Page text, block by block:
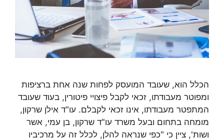
הכלל הוא, שעובד המועסק לפחות שנה אחת ברציפות
ומפוטר מעבודתו, זכאי לקבל פיצויי פיטורין, בעוד שעובד
המתפטר מעבודתו, אינו זכאי לקבלם. עו"ד אילן שרקון,
מומחה בתחום ובעל משרד עו"ד שרקון, בן עמי, אשר
ושות', ציין כי "כפי שנראה להלן, לכלל זה על מרכיביו